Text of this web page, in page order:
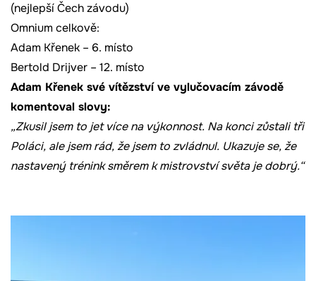
(nejlepší Čech závodu)
Omnium celkově:
Adam Křenek – 6. místo
Bertold Drijver – 12. místo
Adam Křenek své vítězství ve vylučovacím závodě
komentoval slovy:
„Zkusil jsem to jet více na výkonnost. Na konci zůstali tři
Poláci, ale jsem rád, že jsem to zvládnul. Ukazuje se, že
nastavený trénink směrem k mistrovství světa je dobrý.“